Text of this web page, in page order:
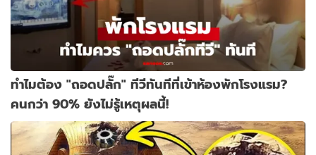
ทำไมต้อง "ถอดปลั๊ก" ทีวีทันทีที่เข้าห้องพักโรงแรม?
คนกว่า 90% ยังไม่รู้เหตุผลนี้!